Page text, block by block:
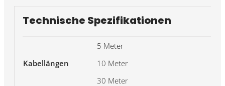
Technische Spezifikationen
Kabellängen
5 Meter
10 Meter
30 Meter